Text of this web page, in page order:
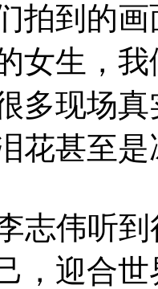
拍到的
女生，
多现场
花甚至
志伟听到
，迎合